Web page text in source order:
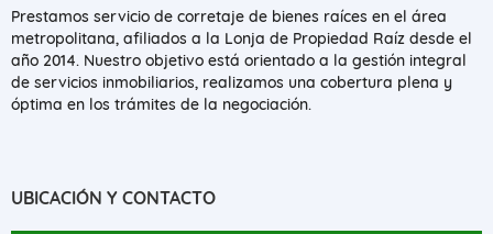
Prestamos servicio de corretaje de bienes raíces en el área
metropolitana, afiliados a la Lonja de Propiedad Raíz desde el
año 2014. Nuestro objetivo está orientado a la gestión integral
de servicios inmobiliarios, realizamos una cobertura plena y
óptima en los trámites de la negociación.
UBICACIÓN Y CONTACTO